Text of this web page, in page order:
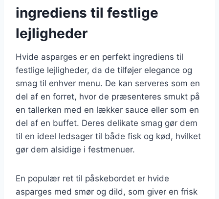
ingrediens til festlige
lejligheder
Hvide asparges er en perfekt ingrediens til
festlige lejligheder, da de tilføjer elegance og
smag til enhver menu. De kan serveres som en
del af en forret, hvor de præsenteres smukt på
en tallerken med en lækker sauce eller som en
del af en buffet. Deres delikate smag gør dem
til en ideel ledsager til både fisk og kød, hvilket
gør dem alsidige i festmenuer.
En populær ret til påskebordet er hvide
asparges med smør og dild, som giver en frisk